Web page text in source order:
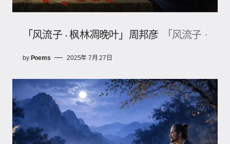
「风流子 · 枫林凋晚叶」周邦彦 「风流子 ·
by Poems 2025年 7月 27日